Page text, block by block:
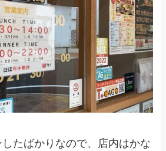
たばかりなので、店内はかな